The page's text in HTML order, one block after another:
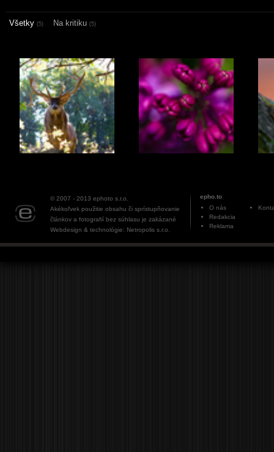
Všetky (5) Na kritiku (5)
© 2007 - 2013 ephoto s.r.o.
Akékoľvek použitie obsahu či sprístupňovanie
článkov a fotografií bez súhlasu je zakázané
Webdesign & technológie: Netropolis s.r.o.
epho.to
O nás
Redakcia
Reklama